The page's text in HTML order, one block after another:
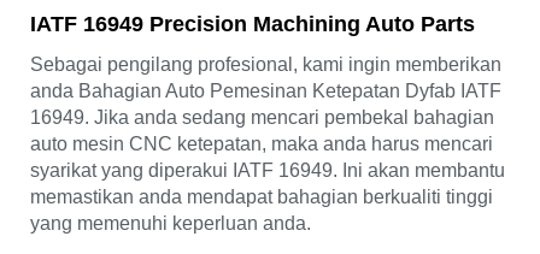
IATF 16949 Precision Machining Auto Parts
Sebagai pengilang profesional, kami ingin memberikan
anda Bahagian Auto Pemesinan Ketepatan Dyfab IATF
16949. Jika anda sedang mencari pembekal bahagian
auto mesin CNC ketepatan, maka anda harus mencari
syarikat yang diperakui IATF 16949. Ini akan membantu
memastikan anda mendapat bahagian berkualiti tinggi
yang memenuhi keperluan anda.